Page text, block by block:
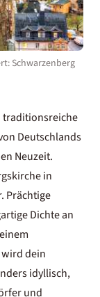
Schwarzenberg
traditionsreiche
Deutschlands
Neuzeit.
in
Prächtige
Dichte an
dein
idyllisch,
und